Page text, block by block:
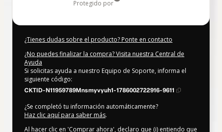
protegido por
¿Tienes dudas sobre el producto? Ponte en contacto
¿No puedes finalizar la compra? Visita nuestra Central de
Ayuda
Si solicitas ayuda a nuestro Equipo de Soporte, informa el
siguiente código:
CKTID-N11959789Mnsmyvyuh1-1786002722916-9611
¿Se completó tu información automáticamente?
Haz clic aquí para saber más.
Al hacer clic en 'Comprar ahora', declaro que (i) entiendo que